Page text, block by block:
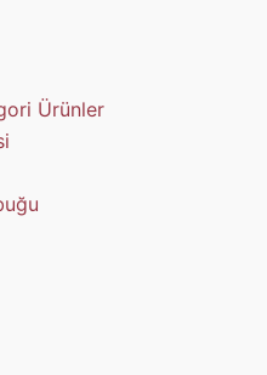
Ürünler